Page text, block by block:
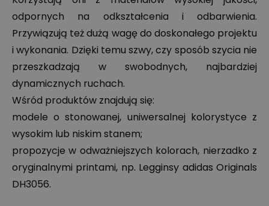
odpornych na odkształcenia i odbarwienia.
Przywiązują też dużą wagę do doskonałego projektu
i wykonania. Dzięki temu szwy, czy sposób szycia nie
przeszkadzają w swobodnych, najbardziej
dynamicznych ruchach.
Wśród produktów znajdują się:
modele o stonowanej, uniwersalnej kolorystyce z
wysokim lub niskim stanem;
propozycje w odważniejszych kolorach, nierzadko z
oryginalnymi printami, np. Legginsy adidas Originals
DH3056.